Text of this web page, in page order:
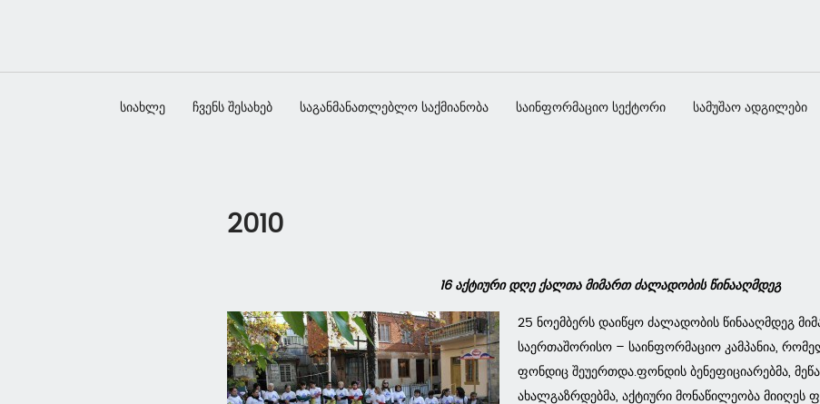
სიახლე ჩვენს შესახებ საგანმანათლებლო საქმიანობა საინფორმაციო სექტორი სამუშაო ადგილები
2010
16 აქტიური დღე ქალთა მიმართ ძალადობის წინააღმდეგ
25 ნოემბერს დაიწყო ძალადობის წინააღმდეგ
საერთაშორისო – საინფორმაციო კამპანია,
ფონდიც შეუერთდა.ფონდის ბენეფიციარებმა,
ახალგაზრდებმა, აქტიური მონაწილეობა მიიღეს